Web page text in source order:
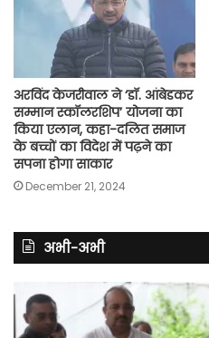
अरविंद केजरीवाल ने ‘डॉ. आंबेडकर
सम्मान स्कॉलरशिप’ योजना का
किया एलान, कहा-​दलित समाज
के बच्चों का विदेश में पढ़ने का
सपना होगा साकार
December 21, 2024
अभी-अभी